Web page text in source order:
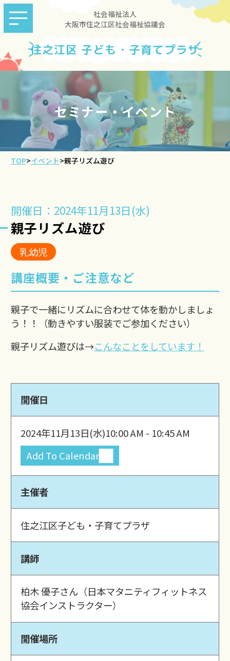
社会福祉法人
大阪市住之江区社会福祉協議会
住之江区 子ども・子育てプラザ
セミナー・イベント
TOP>イベント>親子リズム遊び
開催日：2024年11月13日(水)
親子リズム遊び
乳幼児
講座概要・ご注意など
親子で一緒にリズムに合わせて体を動かしましょ
う！！（動きやすい服装でご参加ください）
親子リズム遊びは→こんなことをしています！
開催日
2024年11月13日(水)10:00 AM - 10:45 AM
Add To Calendar
主催者
住之江区子ども・子育てプラザ
講師
柏木 優子さん（日本マタニティフィットネス
協会インストラクター）
開催場所